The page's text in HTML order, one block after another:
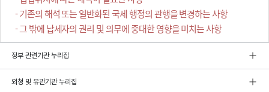
- 기존의 해석 또는 일반화된 국세 행정의 관행을 변경하는 사항
- 그 밖에 납세자의 권리 및 의무에 중대한 영향을 미치는 사항
정부 관련기관 누리집
외청 및 유관기관 누리집